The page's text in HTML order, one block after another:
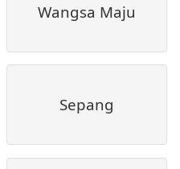
Wangsa Maju
Sepang